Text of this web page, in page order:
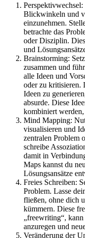
Perspektivwechsel:
Blickwinkeln und
einzunehmen.
betrachte das
oder Disziplin.
und
Brainstorming:
zusammen und
alle Ideen und
oder zu kritisieren.
Ideen zu
absurde. Diese
kombiniert
Mind Mapping:
visualisieren und
zentralen Problem
schreibe
damit in
Maps kannst du
Lösungsansätze
Freies Schreiben:
Problem. Lasse
fließen, ohne dich
kümmern. Diese
„freewriting“,
anzuregen und
Veränderung der